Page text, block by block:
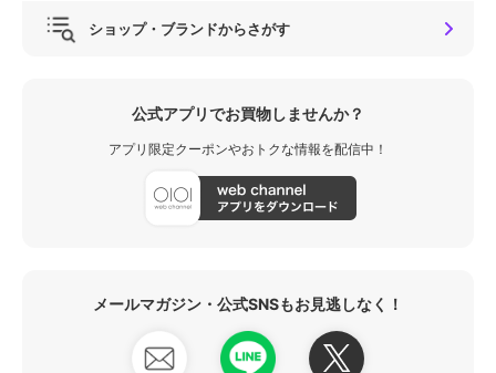
ショップ・ブランドからさがす
公式アプリでお買物しませんか？
アプリ限定クーポンやおトクな情報を配信中！
メールマガジン・公式SNSもお見逃しなく！